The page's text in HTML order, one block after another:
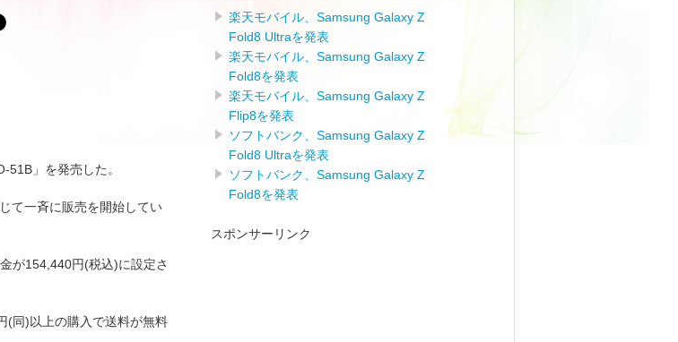
」を発売した。
て一斉に販売を開始してい
が154,440円(税込)に設定さ
(同)以上の購入で送料が無料
楽天モバイル、Samsung Galaxy Z
Fold8 Ultraを発表
楽天モバイル、Samsung Galaxy Z
Fold8を発表
楽天モバイル、Samsung Galaxy Z
Flip8を発表
ソフトバンク、Samsung Galaxy Z
Fold8 Ultraを発表
ソフトバンク、Samsung Galaxy Z
Fold8を発表
スポンサーリンク